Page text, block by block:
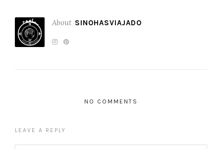
About SINOHASVIAJADO
NO COMMENTS
LEAVE A REPLY